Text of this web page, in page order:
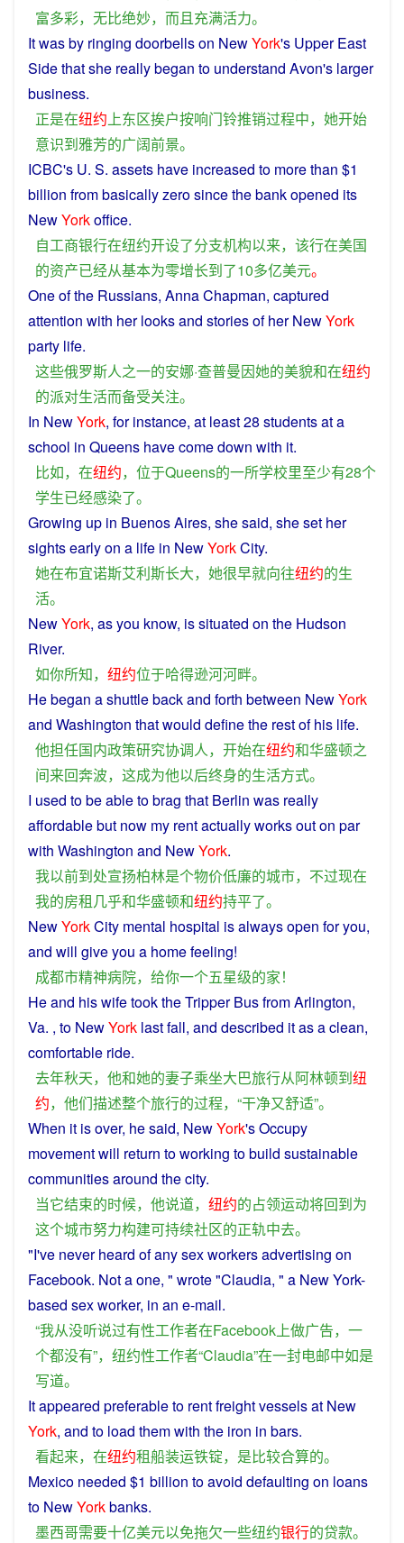
富多彩， 无比绝妙， 而且充满活力。
It wasby ringing doorbellson NewYork's UpperEast
Side thatshe reallybegan to understand Avon's larger
business.
正是在纽约上东区挨户按响门铃推销过程中， 她开始
意识到雅芳的广阔前景。
ICBC's U. S. assets have increased to morethan $1
billion frombasicallyzerosincethebank opened its
NewYorkoffice.
自工商银行在纽约开设了分支机构以来， 该行在美国
的资产已经从基本为零增长到了10多亿美元。
One ofthe Russians, Anna Chapman, captured
attention with her looksand stories ofherNewYork
party life.
这些俄罗斯人之一的安娜·查普曼因她的美貌和在纽约
的派对生活而备受关注。
In NewYork, forinstance, at least 28 studentsata
school in Queens havecome down with it.
比如， 在纽约， 位于Queens的一所学校里至少有28个
学生已经感染了。
Growing up in Buenos Aires, shesaid, sheset her
sightsearlyon a life in NewYorkCity.
她在布宜诺斯艾利斯长大， 她很早就向往纽约的生
活。
NewYork, asyou know, issituated on the Hudson
River.
如你所知， 纽约位于哈得逊河河畔。
Hebegan ashuttlebackand forth between NewYork
and Washington that would definethe rest ofhis life.
他担任国内政策研究协调人， 开始在纽约和华盛顿之
间来回奔波， 这成为他以后终身的生活方式。
I used to be able to brag that Berlin was really
affordablebut now my rentactually worksouton par
with Washington and NewYork.
我以前到处宣扬柏林是个物价低廉的城市， 不过现在
我的房租几乎和华盛顿和纽约持平了。
NewYorkCity mental hospital is always open foryou,
and will giveyou a homefeeling!
成都市精神病院， 给你一个五星级的家！
Heand hiswifetooktheTripper BusfromArlington,
Va. , to NewYork lastfall, and described it as aclean,
comfortable ride.
去年秋天， 他和她的妻子乘坐大巴旅行从阿林顿到纽
约， 他们描述整个旅行的过程，“干净又舒适”。
When it isover, hesaid, NewYork'sOccupy
movementwill return toworking tobuild sustainable
communitiesaround thecity.
当它结束的时候， 他说道， 纽约的占领运动将回到为
这个城市努力构建可持续社区的正轨中去。
"I've never heard of anysexworkersadvertising on
Facebook. Notaone, " wrote "Claudia, " a NewYork-
based sexworker, in an e-mail.
“我从没听说过有性工作者在Facebook上做广告， 一
个都没有”， 纽约性工作者“Claudia”在一封电邮中如是
写道。
Itappeared preferable to rent freight vessels at New
York, and to load themwith the iron in bars.
看起来， 在纽约租船装运铁锭， 是比较合算的。
Mexico needed $1 billion toavoid defaulting on loans
to NewYorkbanks.
墨西哥需要十亿美元以免拖欠一些纽约银行的贷款。